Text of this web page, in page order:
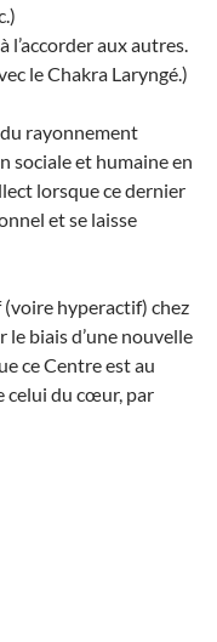
l’accorder aux autres.
le Chakra Laryngé.)
du rayonnement
sociale et humaine en
lorsque ce dernier
et se laisse
(voire hyperactif) chez
biais d’une nouvelle
ce Centre est au
celui du cœur, par